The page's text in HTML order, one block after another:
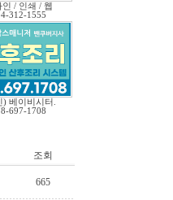
인 / 인쇄 / 웹
312-1555
) 베이비시터.
697-1708
조회
665